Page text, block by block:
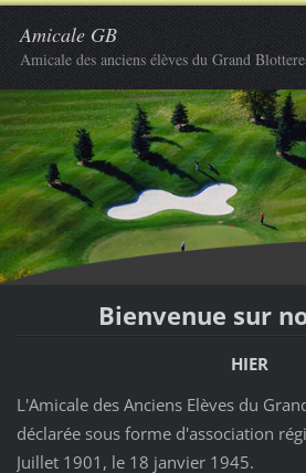
Amicale GB
Amicale des anciens élèves du Grand
Bienvenue sur
HIER
L'Amicale des Anciens Elèves du
déclarée sous forme d'association
Juillet 1901, le 18 janvier 1945.